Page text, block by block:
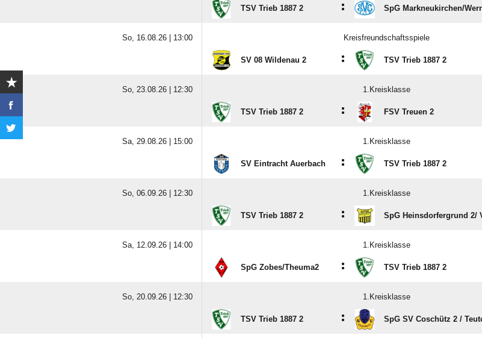
TSV Trieb 1887 2 : SpG Markneukirchen/​
So, 16.08.26 | 13:00 Kreisfreundschaftsspiele
SV 08 Wildenau 2 : TSV Trieb 1887 2
So, 23.08.26 | 12:30 1.Kreisklasse
TSV Trieb 1887 2 : FSV Treuen 2
Sa, 29.08.26 | 15:00 1.Kreisklasse
SV Eintracht Auerbach : TSV Trieb 1887 2
So, 06.09.26 | 12:30 1.Kreisklasse
TSV Trieb 1887 2 : SpG Heinsdorfergrund 2/​
Sa, 12.09.26 | 14:00 1.Kreisklasse
SpG Zobes/​Theuma2 : TSV Trieb 1887 2
So, 20.09.26 | 12:30 1.Kreisklasse
TSV Trieb 1887 2 : SpG SV Coschütz 2 /​